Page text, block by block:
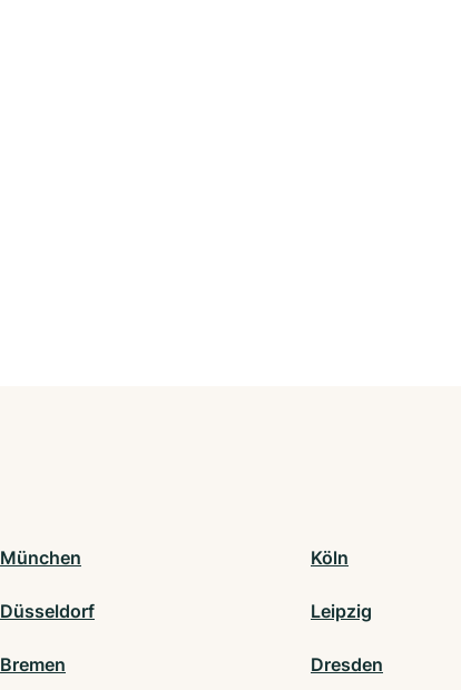
München Köln
Düsseldorf Leipzig
Bremen Dresden